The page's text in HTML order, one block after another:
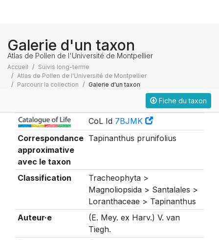
Galerie d'un taxon
Atlas de Pollen de l'Université de Montpellier
Accueil
Suivis long-terme
Atlas de Pollen de l'Université de Montpellier
Parcourir la collection
Galerie d'un taxon
Fiche du taxon
CoL Id 7BJMK
Correspondance
approximative
avec le taxon
Tapinanthus prunifolius
Classification
Tracheophyta >
Magnoliopsida > Santalales >
Loranthaceae > Tapinanthus
Auteur·e
(E. Mey. ex Harv.) V. van
Tiegh.